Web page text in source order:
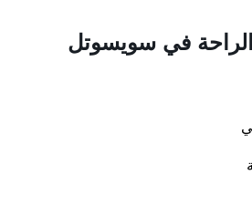
الراحة في سويسوتل